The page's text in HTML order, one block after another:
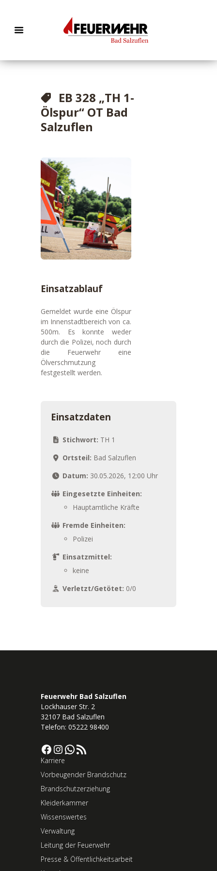
EB 328 „TH 1-
Ölspur“ OT Bad
Salzuflen
Einsatzablauf
Gemeldet wurde eine Ölspur
im Innenstadtbereich von ca.
500m. Es konnte weder
durch die Polizei, noch durch
die Feuerwehr eine
Ölverschmutzung
festgestellt werden.
Einsatzdaten
Stichwort: TH 1
Ortsteil: Bad Salzuflen
Datum: 30.05.2026, 12:00 Uhr
Eingesetzte Einheiten:
Hauptamtliche Kräfte
Fremde Einheiten:
Polizei
Einsatzmittel:
keine
Verletzt/Getötet: 0/0
Feuerwehr Bad Salzuflen
Lockhauser Str. 2
32107 Bad Salzuflen
Telefon: 05222 98400
Facebook InstagramWhatsApp RSS-Feed
Karriere
Vorbeugender Brandschutz
Brandschutzerziehung
Kleiderkammer
Wissenswertes
Verwaltung
Leitung der Feuerwehr
Presse & Öffentlichkeitsarbeit